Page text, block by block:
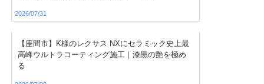
2026/07/31
【座間市】K様のレクサス NXにセラミック史上最
高峰ウルトラコーティング施工｜漆黒の艶を極め
る